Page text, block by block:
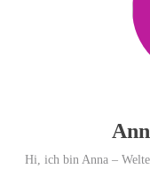
Hi, ich bin Anna –